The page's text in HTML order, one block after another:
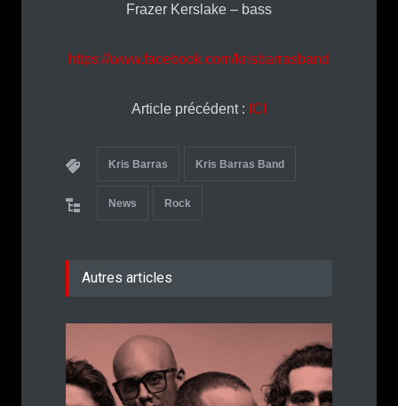
Frazer Kerslake – bass
https://www.facebook.com/krisbarrasband
Article précédent : ICI
Kris Barras Kris Barras Band
News Rock
Autres articles